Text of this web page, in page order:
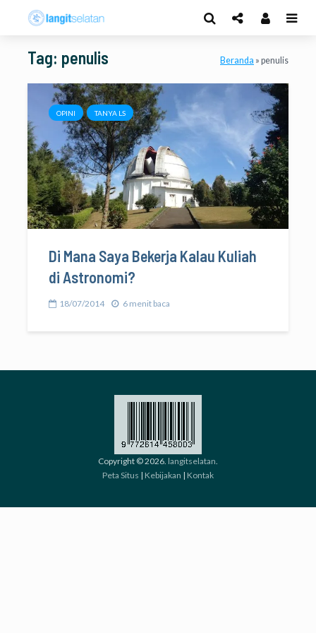
Tag: penulis Beranda » penulis
OPINI TANYA LS
Di Mana Saya Bekerja Kalau Kuliah
di Astronomi?
18/07/2014 6 menit baca
Copyright © 2026. langitselatan.
Peta Situs | Kebijakan | Kontak